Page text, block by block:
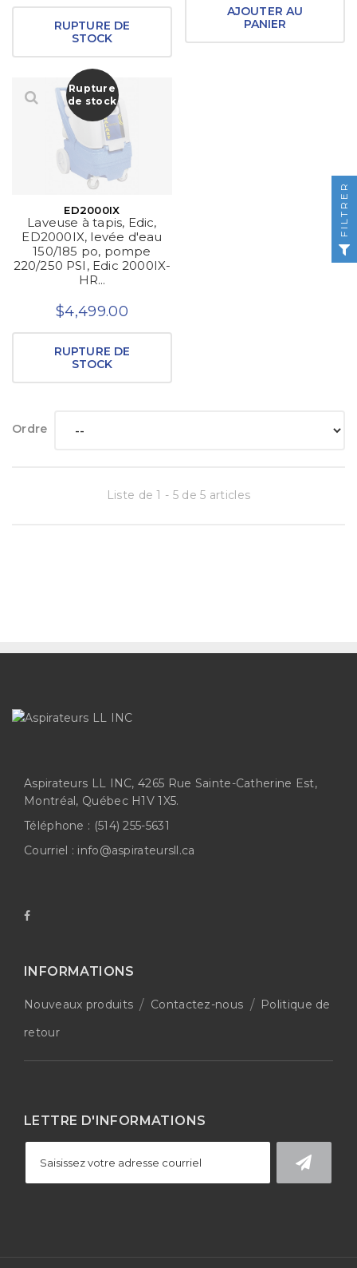
RUPTURE DE
STOCK
AJOUTER AU
PANIER
Rupture
de stock
ED2000IX
Laveuse à tapis, Edic,
ED2000IX, levée d'eau
150/185 po, pompe
220/250 PSI, Edic 2000IX-
HR...
$4,499.00
RUPTURE DE
STOCK
Ordre
Liste de 1 - 5 de 5 articles
Aspirateurs LL INC, 4265 Rue Sainte-Catherine Est,
Montréal, Québec H1V 1X5.
Téléphone : (514) 255-5631
Courriel : info@aspirateursll.ca
INFORMATIONS
Nouveaux produits Contactez-nous
Politique de
retour
LETTRE D'INFORMATIONS
FILTRER